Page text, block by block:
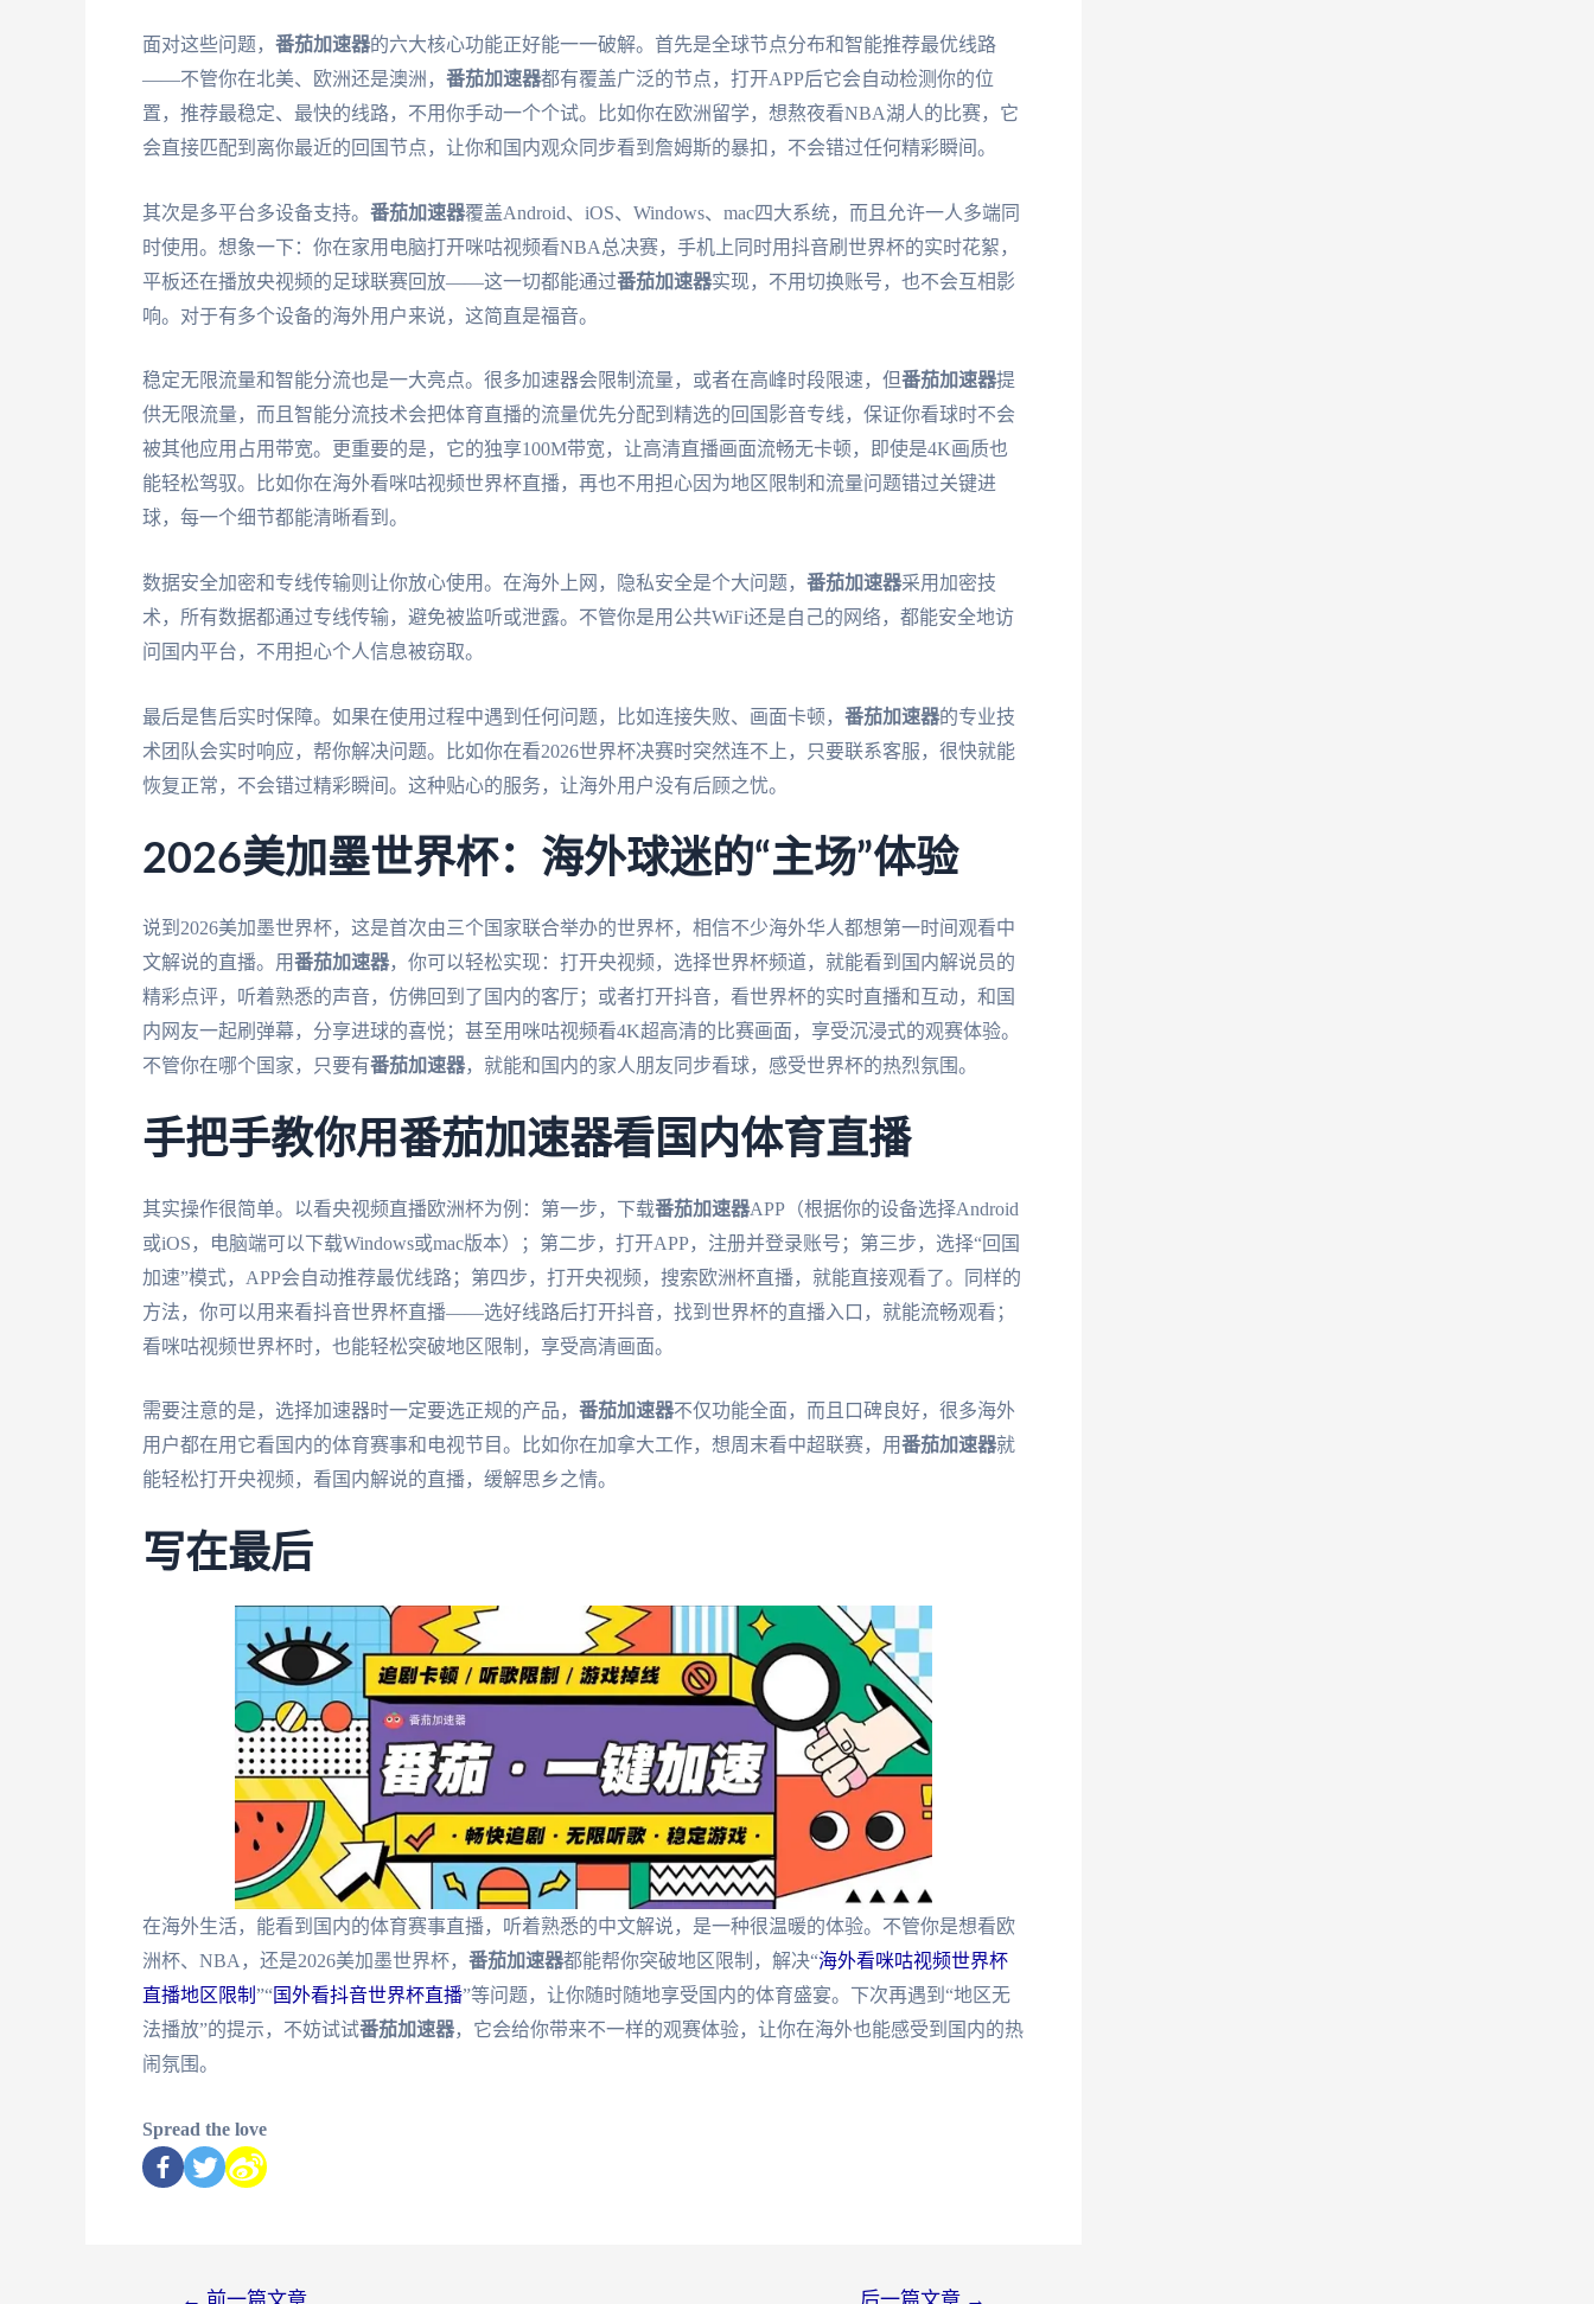
面对这些问题， 番茄加速器的六大核心功能正好能一一破解。首先是全球节点分布和智能推荐最优线路
——不管你在北美、欧洲还是澳洲， 番茄加速器都有覆盖广泛的节点，打开APP后它会自动检测你的位
置，推荐最稳定、最快的线路，不用你手动一个个试。比如你在欧洲留学，想熬夜看NBA湖人的比赛，它
会直接匹配到离你最近的回国节点，让你和国内观众同步看到詹姆斯的暴扣，不会错过任何精彩瞬间。
其次是多平台多设备支持。 番茄加速器覆盖Android、iOS、Windows、mac四大系统，而且允许一人多端同
时使用。想象一下：你在家用电脑打开咪咕视频看NBA总决赛，手机上同时用抖音刷世界杯的实时花絮，
平板还在播放央视频的足球联赛回放——这一切都能通过番茄加速器实现，不用切换账号，也不会互相影
响。对于有多个设备的海外用户来说，这简直是福音。
稳定无限流量和智能分流也是一大亮点。很多加速器会限制流量，或者在高峰时段限速，但番茄加速器提
供无限流量，而且智能分流技术会把体育直播的流量优先分配到精选的回国影音专线，保证你看球时不会
被其他应用占用带宽。更重要的是，它的独享100M带宽，让高清直播画面流畅无卡顿，即使是4K画质也
能轻松驾驭。比如你在海外看咪咕视频世界杯直播，再也不用担心因为地区限制和流量问题错过关键进
球，每一个细节都能清晰看到。
数据安全加密和专线传输则让你放心使用。在海外上网，隐私安全是个大问题， 番茄加速器采用加密技
术，所有数据都通过专线传输，避免被监听或泄露。不管你是用公共WiFi还是自己的网络，都能安全地访
问国内平台，不用担心个人信息被窃取。
最后是售后实时保障。如果在使用过程中遇到任何问题，比如连接失败、画面卡顿， 番茄加速器的专业技
术团队会实时响应，帮你解决问题。比如你在看2026世界杯决赛时突然连不上，只要联系客服，很快就能
恢复正常，不会错过精彩瞬间。这种贴心的服务，让海外用户没有后顾之忧。
2026美加墨世界杯：海外球迷的“主场”体验
说到2026美加墨世界杯，这是首次由三个国家联合举办的世界杯，相信不少海外华人都想第一时间观看中
文解说的直播。用番茄加速器，你可以轻松实现：打开央视频，选择世界杯频道，就能看到国内解说员的
精彩点评，听着熟悉的声音，仿佛回到了国内的客厅；或者打开抖音，看世界杯的实时直播和互动，和国
内网友一起刷弹幕，分享进球的喜悦；甚至用咪咕视频看4K超高清的比赛画面，享受沉浸式的观赛体验。
不管你在哪个国家，只要有番茄加速器，就能和国内的家人朋友同步看球，感受世界杯的热烈氛围。
手把手教你用番茄加速器看国内体育直播
其实操作很简单。以看央视频直播欧洲杯为例：第一步，下载番茄加速器APP（根据你的设备选择Android
或iOS，电脑端可以下载Windows或mac版本）；第二步，打开APP，注册并登录账号；第三步，选择“回国
加速”模式，APP会自动推荐最优线路；第四步，打开央视频，搜索欧洲杯直播，就能直接观看了。同样的
方法，你可以用来看抖音世界杯直播——选好线路后打开抖音，找到世界杯的直播入口，就能流畅观看；
看咪咕视频世界杯时，也能轻松突破地区限制，享受高清画面。
需要注意的是，选择加速器时一定要选正规的产品， 番茄加速器不仅功能全面，而且口碑良好，很多海外
用户都在用它看国内的体育赛事和电视节目。比如你在加拿大工作，想周末看中超联赛，用番茄加速器就
能轻松打开央视频，看国内解说的直播，缓解思乡之情。
写在最后
在海外生活，能看到国内的体育赛事直播，听着熟悉的中文解说，是一种很温暖的体验。不管你是想看欧
洲杯、NBA，还是2026美加墨世界杯， 番茄加速器都能帮你突破地区限制，解决“海外看咪咕视频世界杯
直播地区限制 ”“国外看抖音世界杯直播”等问题，让你随时随地享受国内的体育盛宴。下次再遇到“地区无
法播放”的提示，不妨试试番茄加速器，它会给你带来不一样的观赛体验，让你在海外也能感受到国内的热
闹氛围。
Spread the love
← 前一篇文章 后一篇文章 →